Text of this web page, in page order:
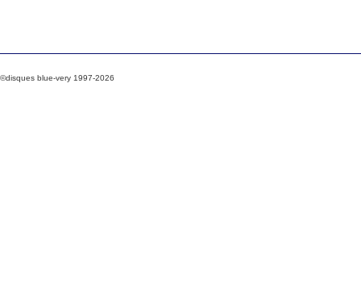
©disques blue-very 1997-2026